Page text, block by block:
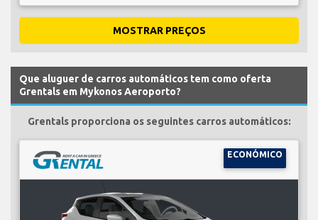
MOSTRAR PREÇOS
Que aluguer de carros automáticos tem como oferta
Grentals em Mykonos Aeroporto?
Grentals proporciona os seguintes carros automáticos:
ECONÓMICO